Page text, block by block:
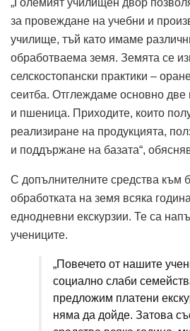
за провеждане на учебни и
училище, тъй като имаме
обработваема земя. Земята се
селскостопански практики –
сеитба. Отглеждаме основно две
и пшеница. Приходите, които
реализиране на продукцията,
и поддържане на базата“,
С допълнителните средства към
обработката на земя всяка
еднодневни екскурзии. Те са
учениците.
„Повечето от нашите
социално слаби
предложим платени
няма да дойде. Затова